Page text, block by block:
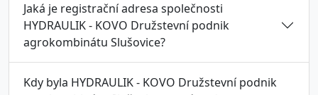
Jaká je registrační adresa společnosti
HYDRAULIK - KOVO Družstevní podnik
agrokombinátu Slušovice?
Kdy byla HYDRAULIK - KOVO Družstevní podnik